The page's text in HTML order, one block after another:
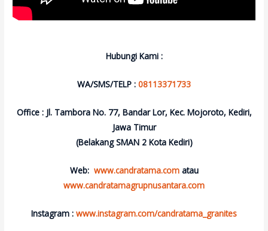
Hubungi Kami :
WA/SMS/TELP : 08113371733
Office : Jl. Tambora No. 77, Bandar Lor, Kec. Mojoroto, Kediri,
Jawa Timur
(Belakang SMAN 2 Kota Kediri)
Web: www.candratama.com atau
www.candratamagrupnusantara.com
Instagram : www.instagram.com/candratama_granites